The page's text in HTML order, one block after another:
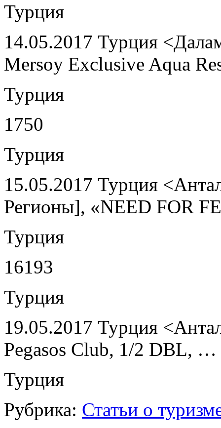
Турция
14.05.2017 Турция
Mersoy Exclusive Aqua
Турция
1750
Турция
15.05.2017 Турция
Регионы], «NEED FOR
Турция
16193
Турция
19.05.2017 Турция
Pegasos Club, 1/2 DBL, …
Турция
Рубрика: Статьи о